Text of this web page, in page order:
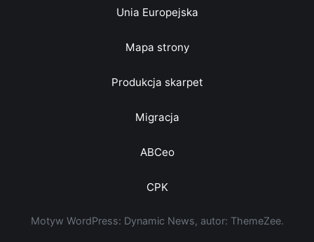
Unia Europejska
Mapa strony
Produkcja skarpet
Migracja
ABCeo
CPK
Motyw WordPress: Dynamic News, autor: ThemeZee.